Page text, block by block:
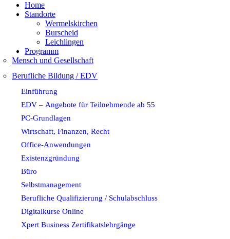
Home
Standorte
Wermelskirchen
Burscheid
Leichlingen
Programm
Mensch und Gesellschaft
Berufliche Bildung / EDV
Einführung
EDV – Angebote für Teilnehmende ab 55
PC-Grundlagen
Wirtschaft, Finanzen, Recht
Office-Anwendungen
Existenzgründung
Büro
Selbstmanagement
Berufliche Qualifizierung / Schulabschluss
Digitalkurse Online
Xpert Business Zertifikatslehrgänge